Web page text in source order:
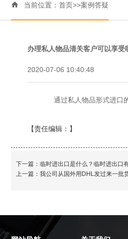
 当前位置： 首页>>案例答疑
办理私人物品清关客户可以享受
2020-07-06 10:40:48
通过私人物品形式进口
【责任编辑： 】
下一篇： 临时进出口是什么？临时进出口
上一篇： 我公司从国外用DHL发过来一批